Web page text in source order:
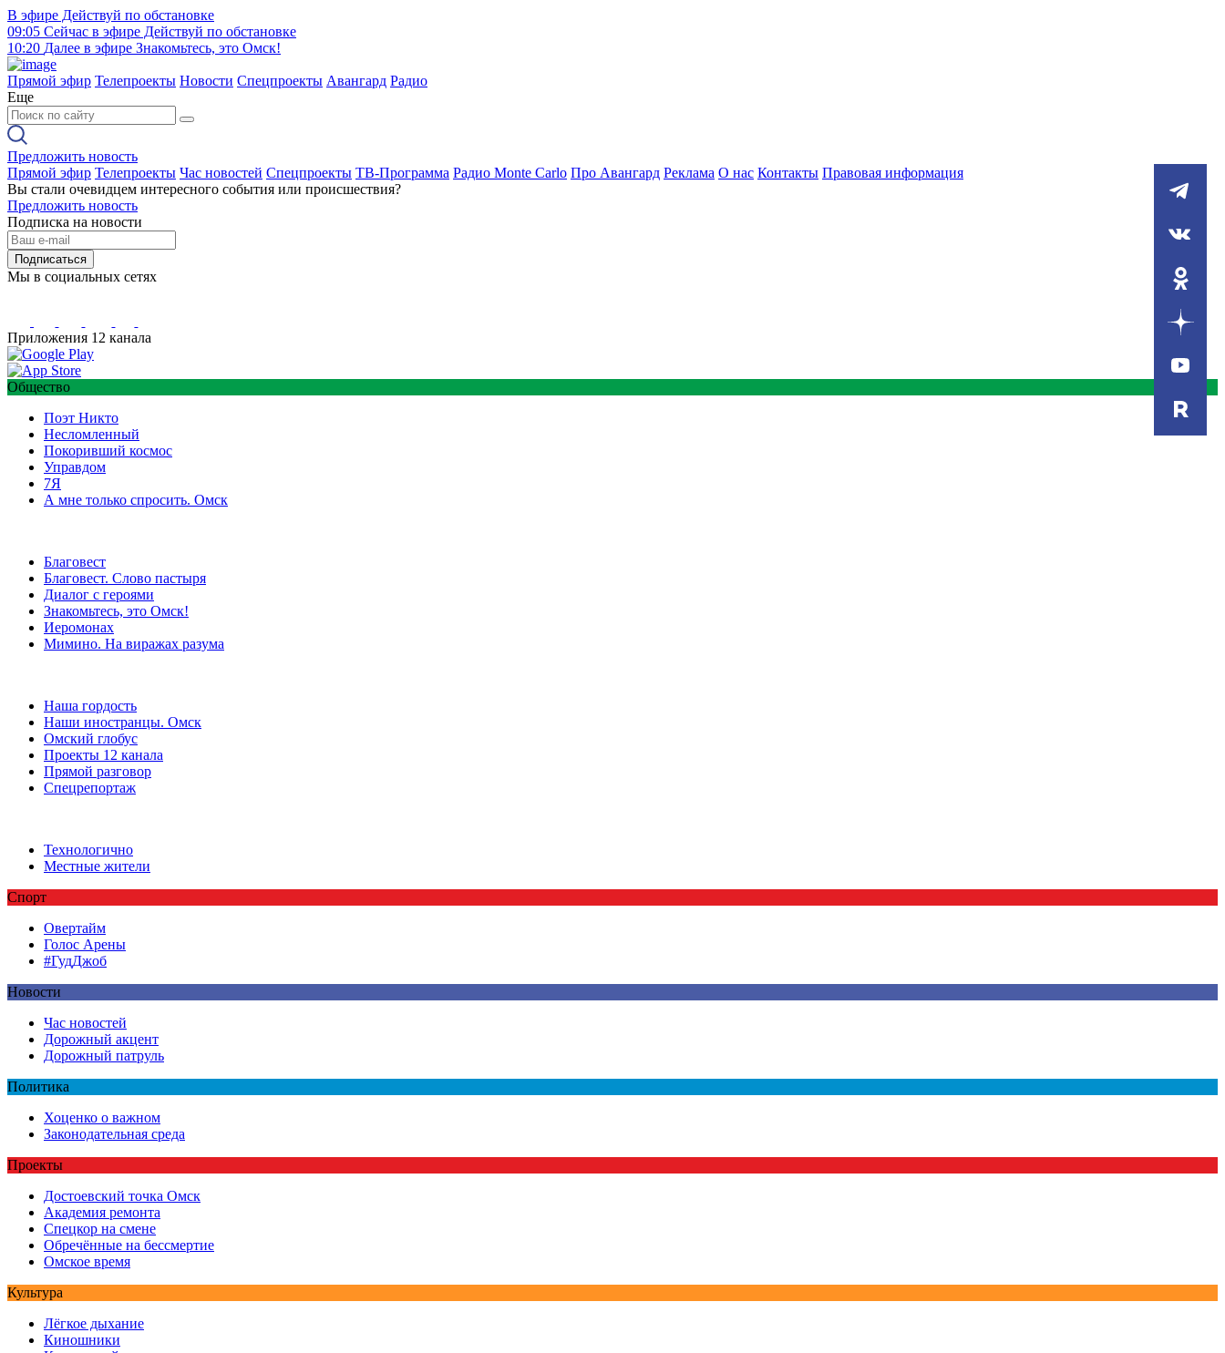
В эфире Действуй по обстановке
09:05 Сейчас в эфире Действуй по обстановке
10:20 Далее в эфире Знакомьтесь, это Омск!
Прямой эфир Телепроекты Новости Спецпроекты Авангард Радио
Еще
Предложить новость
Прямой эфир Телепроекты Час новостей Спецпроекты ТВ-Программа Радио Monte Carlo Про Авангард Реклама О нас Контакты Правовая информация
Вы стали очевидцем интересного события или происшествия?
Предложить новость
Подписка на новости
Подписаться
Мы в социальных сетях
Приложения 12 канала
Общество
Поэт Никто
Несломленный
Покоривший космос
Управдом
7Я
А мне только спросить. Омск
Благовест
Благовест. Слово пастыря
Диалог с героями
Знакомьтесь, это Омск!
Иеромонах
Мимино. На виражах разума
Наша гордость
Наши иностранцы. Омск
Омский глобус
Проекты 12 канала
Прямой разговор
Спецрепортаж
Технологично
Местные жители
Спорт
Овертайм
Голос Арены
#ГудДжоб
Новости
Час новостей
Дорожный акцент
Дорожный патруль
Политика
Хоценко о важном
Законодательная среда
Проекты
Достоевский точка Омск
Академия ремонта
Спецкор на смене
Обречённые на бессмертие
Омское время
Культура
Лёгкое дыхание
Киношники